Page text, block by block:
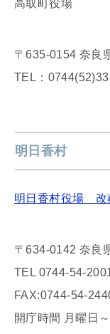
高取町役場
〒635-0154 奈良
TEL：
明日香村
明日香村役場 改
〒634-0142 奈良
TEL 0744-54-
FAX:0744-54-
開庁時間 月曜日